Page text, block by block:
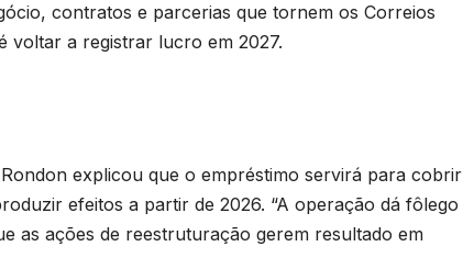
contratos e parcerias que tornem os Correios
voltar a registrar lucro em 2027.
explicou que o empréstimo servirá para cobrir
efeitos a partir de 2026. “A operação dá fôlego
as ações de reestruturação gerem resultado em